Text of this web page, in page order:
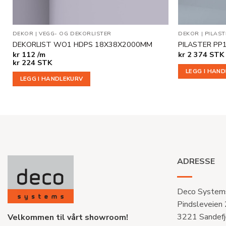
DEKOR |VEGG- OG DEKORLISTER
DEKORLIST WO1 HDPS 18X38X2000MM
kr112 /m
kr224 STK
LEGG I HANDLEKURV
DEKOR |
PILASTER
kr 2 374 STK
LEGG I
Velkommen til vårt showroom!
ADRESSE
Deco
Pindsleveien
3221